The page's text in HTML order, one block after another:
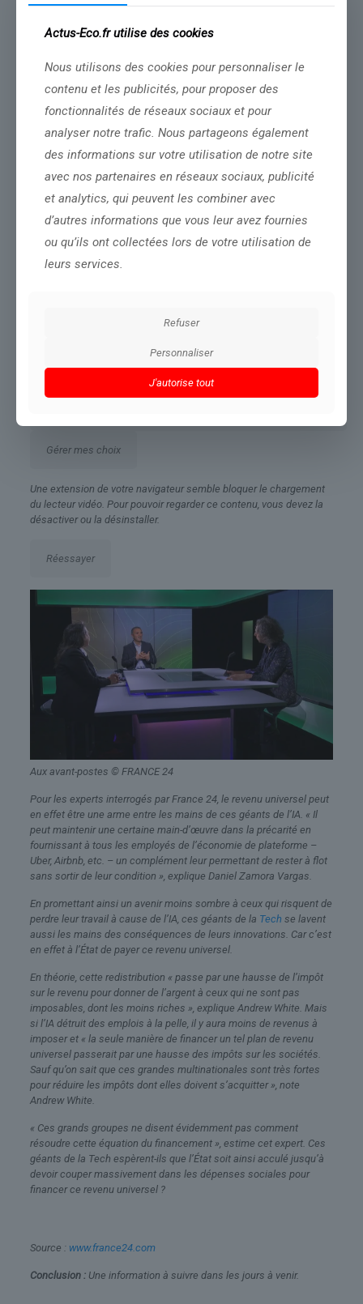
Christophe Bélisle-Pipon, spécialiste des questions d’éthique et de
Il soutient que derrière la promotion du revenu universel, il y a l’idée
davantage de la vie pendant que l’IA produit les richesses du pays.
Elon Musk assure ainsi que les individus « pourront dépenser
Mais cela justifie, d’après Jean-Christophe Bélisle-Pipon, la
de production – les IA – pendant que la population en profite
passivement.
Pour afficher ce contenu YouTube, il est nécessaire d’autoriser les
cookies de mesure d’audience et de publicité.
Gérer mes choix
Une extension de votre navigateur semble bloquer le chargement
du lecteur vidéo. Pour pouvoir regarder ce contenu, vous devez la
désactiver ou la désinstaller.
Réessayer
Aux avant-postes © FRANCE 24
Pour les experts interrogés par France 24, le revenu universel peut
en effet être une arme entre les mains de ces géants de l’IA. « Il
peut maintenir une certaine main-d’œuvre dans la précarité en
fournissant à tous les employés de l’économie de plateforme –
Uber, Airbnb, etc. – un complément leur permettant de rester à flot
sans sortir de leur condition », explique Daniel Zamora Vargas.
En promettant ainsi un avenir moins sombre à ceux qui risquent de
perdre leur travail à cause de l’IA, ces géants de la Tech se lavent
aussi les mains des conséquences de leurs innovations. Car c’est
en effet à l’État de payer ce revenu universel.
En théorie, cette redistribution « passe par une hausse de l’impôt
sur le revenu pour donner de l’argent à ceux qui ne sont pas
imposables, dont les moins riches », explique Andrew White. Mais
si l’IA détruit des emplois à la pelle, il y aura moins de revenus à
imposer et « la seule manière de financer un tel plan de revenu
universel passerait par une hausse des impôts sur les sociétés.
Sauf qu’on sait que ces grandes multinationales sont très fortes
pour réduire les impôts dont elles doivent s’acquitter », note
Andrew White.
« Ces grands groupes ne disent évidemment pas comment
résoudre cette équation du financement », estime cet expert. Ces
géants de la Tech espèrent-ils que l’État soit ainsi acculé jusqu’à
devoir couper massivement dans les dépenses sociales pour
financer ce revenu universel ?
Source : www.france24.com
Conclusion :Une information à suivre dans les jours à venir.
Actus-Eco.fr utilise des cookies
Nous utilisons des cookies pour personnaliser le
contenu et les publicités, pour proposer des
fonctionnalités de réseaux sociaux et pour
analyser notre trafic. Nous partageons également
des informations sur votre utilisation de notre site
avec nos partenaires en réseaux sociaux, publicité
et analytics, qui peuvent les combiner avec
d’autres informations que vous leur avez fournies
ou qu’ils ont collectées lors de votre utilisation de
leurs services.
Refuser
Personnaliser
J'autorise tout